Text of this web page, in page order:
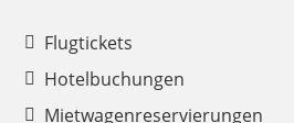
Flugtickets
Hotelbuchungen
Mietwagenreservierungen